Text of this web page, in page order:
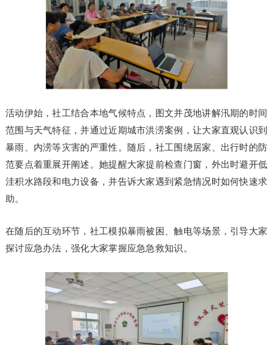
活动伊始，社工结合本地气候特点，图文并茂地讲解汛期的时间
范围与天气特征，并通过近期城市洪涝案例，让大家直观认识到
暴雨、内涝等灾害的严重性。随后，社工围绕居家、出行时的防
范要点着重展开阐述。她提醒大家提前检查门窗，外出时避开低
洼积水路段和电力设备，并告诉大家遇到紧急情况时如何快速求
助。
在随后的互动环节，社工模拟暴雨被困、触电等场景，引导大家
探讨应急办法，强化大家掌握应急急救知识。